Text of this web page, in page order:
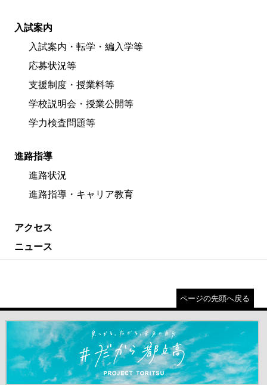
入試案内
入試案内・転学・編入学等
応募状況等
支援制度・授業料等
学校説明会・授業公開等
学力検査問題等
進路指導
進路状況
進路指導・キャリア教育
アクセス
ニュース
ページの先頭へ戻る
＃だから都立高（別ウインドウが開きます）